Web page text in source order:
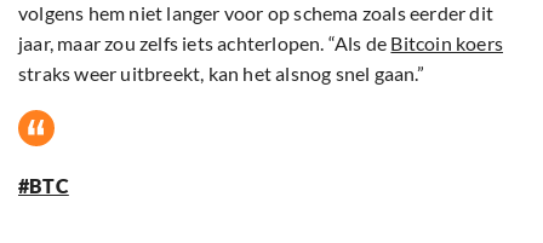
volgens hem niet langer voor op schema zoals eerder dit
jaar, maar zou zelfs iets achterlopen. “Als de Bitcoin koers
straks weer uitbreekt, kan het alsnog snel gaan.”
#BTC